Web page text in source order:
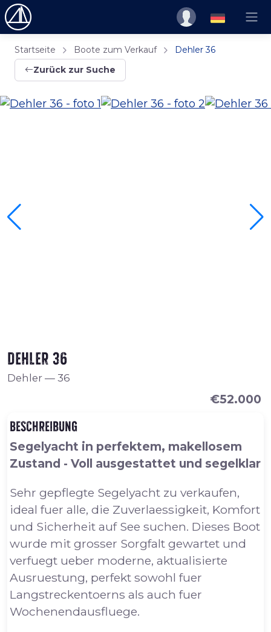
Startseite Boote zum Verkauf
Dehler 36
Zurück zur Suche
Dehler 36
Dehler — 36
€52.000
Beschreibung
Segelyacht in perfektem, makellosem
Zustand - Voll ausgestattet und segelklar
Sehr gepflegte Segelyacht zu verkaufen,
ideal fuer alle, die Zuverlaessigkeit, Komfort
und Sicherheit auf See suchen. Dieses Boot
wurde mit grosser Sorgfalt gewartet und
verfuegt ueber moderne, aktualisierte
Ausruestung, perfekt sowohl fuer
Langstreckentoerns als auch fuer
Wochenendausfluege.